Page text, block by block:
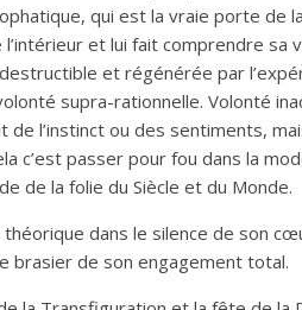
qui est la vraie porte de
et lui fait comprendre sa
et régénérée par
supra-rationnelle. Volonté
l’instinct ou des sentiments,
c’est passer pour fou dans la
de la folie du Siècle et du Monde.
dans le silence de son
brasier de son engagement total.